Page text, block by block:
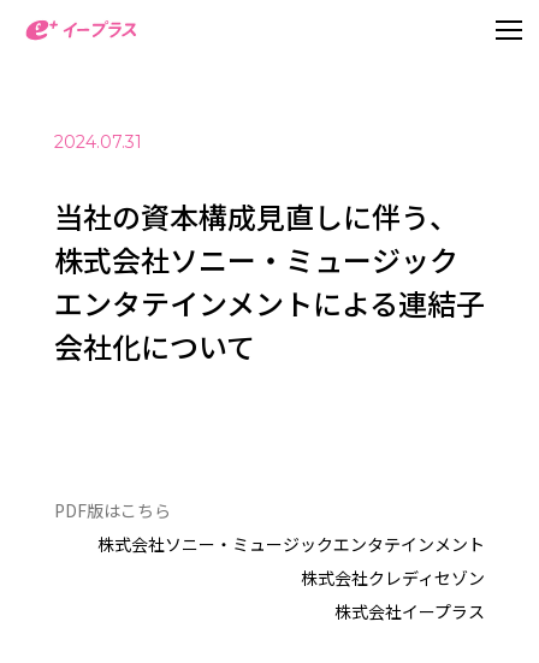
2024.07.31
当社の資本構成見直しに伴う、
株式会社ソニー・ミュージック
エンタテインメントによる連結子
会社化について
PDF版はこちら
株式会社ソニー・ミュージックエンタテインメント
株式会社クレディセゾン
株式会社イープラス